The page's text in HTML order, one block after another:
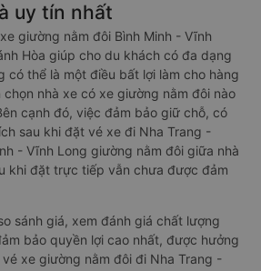
uy tín nhất
giường nằm đôi Bình Minh - Vĩnh
Hòa giúp cho du khách có đa dạng
có thể là một điều bất lợi làm cho hàng
nhà xe có xe giường nằm đôi nào
cạnh đó, việc đảm bảo giữ chỗ, có
sau khi đặt vé xe đi Nha Trang -
- Vĩnh Long giường nằm đôi giữa nhà
khi đặt trực tiếp vẫn chưa được đảm
sánh giá, xem đánh giá chất lượng
bảo quyền lợi cao nhất, được hưởng
xe giường nằm đôi đi Nha Trang -